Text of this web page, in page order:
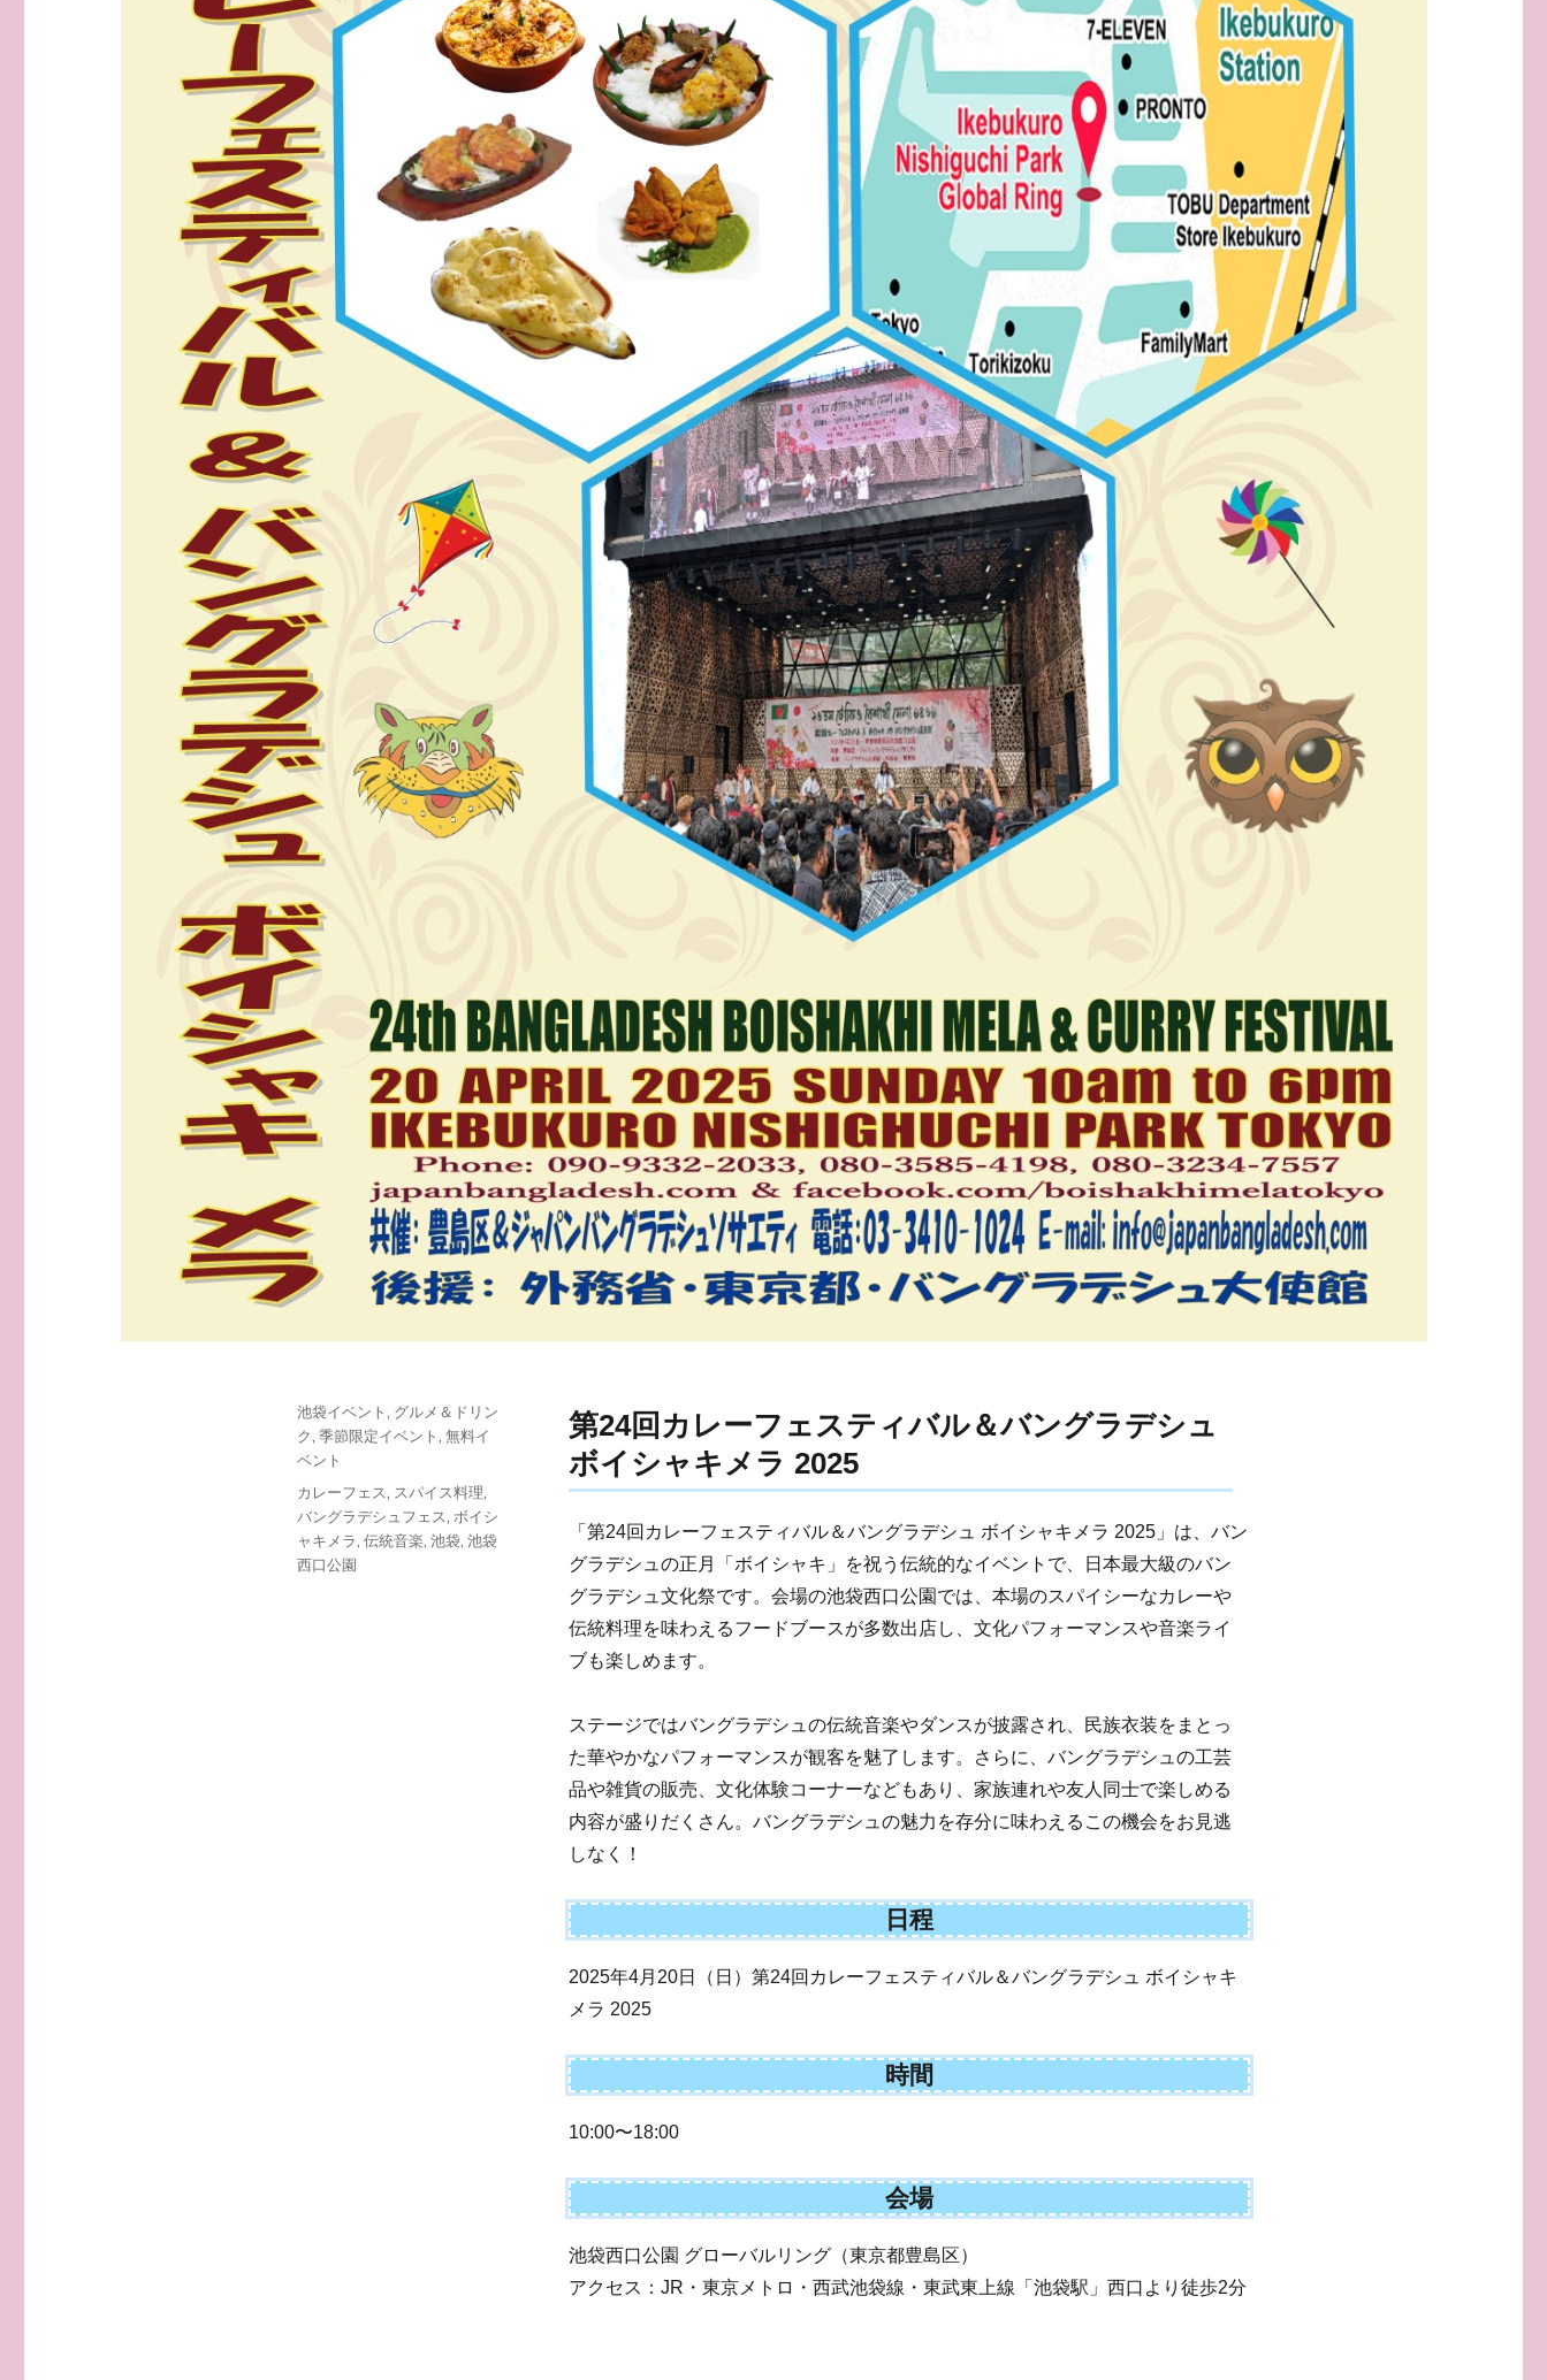
第24回カレーフェスティバル＆バングラデシュ
ボイシャキメラ 2025
「第24回カレーフェスティバル＆バングラデシュ ボイシャキメラ 2025」は、バン
グラデシュの正月「ボイシャキ」を祝う伝統的なイベントで、日本最大級のバン
グラデシュ文化祭です。会場の池袋西口公園では、本場のスパイシーなカレーや
伝統料理を味わえるフードブースが多数出店し、文化パフォーマンスや音楽ライ
ブも楽しめます。
ステージではバングラデシュの伝統音楽やダンスが披露され、民族衣装をまとっ
た華やかなパフォーマンスが観客を魅了します。さらに、バングラデシュの工芸
品や雑貨の販売、文化体験コーナーなどもあり、家族連れや友人同士で楽しめる
内容が盛りだくさん。バングラデシュの魅力を存分に味わえるこの機会をお見逃
しなく！
日程
2025年4月20日（日）第24回カレーフェスティバル＆バングラデシュ ボイシャキ
メラ 2025
時間
10:00〜18:00
会場
池袋西口公園 グローバルリング（東京都豊島区）
アクセス：JR・東京メトロ・西武池袋線・東武東上線「池袋駅」西口より徒歩2分
投
稿
カ
テ
ゴ
池袋イベント , グルメ＆ドリン
ク, 季節限定イベント , 無料イ
ベント
タ
グ
カレーフェス, スパイス料理,
バングラデシュフェス, ボイシ
ャキメラ, 伝統音楽, 池袋, 池袋
西口公園